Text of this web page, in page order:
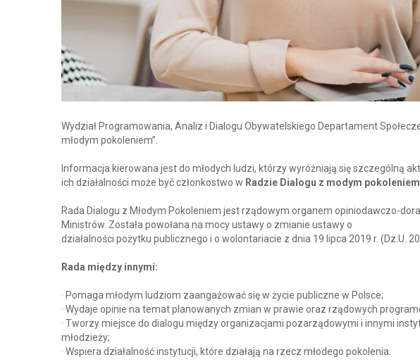
Wydział Programowania, Analiz i Dialogu Obywatelskiego Departament
młodym pokoleniem”.
Informacja kierowana jest do młodych ludzi, którzy wyróżniają się szczególną
ich działalności może być członkostwo w Radzie Dialogu z modym
Rada Dialogu z Młodym Pokoleniem jest rządowym organem opiniodawczo-
Ministrów. Została powołana na mocy ustawy o zmianie ustawy o
działalności pożytku publicznego i o wolontariacie z dnia 19 lipca 2019 r. (Dz.U.
Rada między innymi:
· Pomaga młodym ludziom zaangażować się w życie publiczne w Polsce;
· Wydaje opinie na temat planowanych zmian w prawie oraz rządowych
· Tworzy miejsce do dialogu między organizacjami pozarządowymi i innymi
młodzieży;
· Wspiera działalność instytucji, które działają na rzecz młodego pokolenia.